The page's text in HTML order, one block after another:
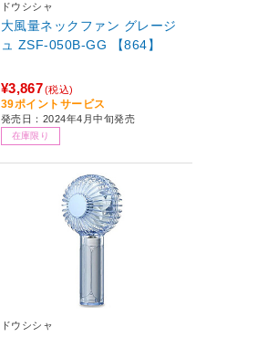
ドウシシャ
大風量ネックファン グレージ
ュ ZSF-050B-GG 【864】
¥3,867(税込)
39ポイントサービス
発売日：2024年4月中旬発売
在庫限り
ドウシシャ